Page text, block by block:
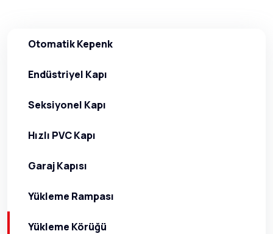
Otomatik Kepenk
Endüstriyel Kapı
Seksiyonel Kapı
Hızlı PVC Kapı
Garaj Kapısı
Yükleme Rampası
Yükleme Körüğü